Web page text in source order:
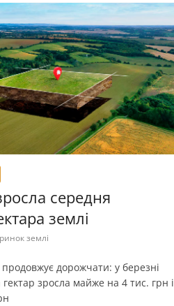
середня
землі
ринок землі
продовжує дорожчати: у березні
зросла майже на 4 тис. грн і